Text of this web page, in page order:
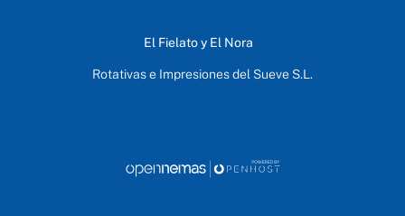
El Fielato y El Nora
Rotativas e Impresiones del Sueve S.L.